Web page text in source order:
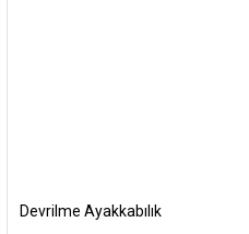
Devrilme Ayakkabılık